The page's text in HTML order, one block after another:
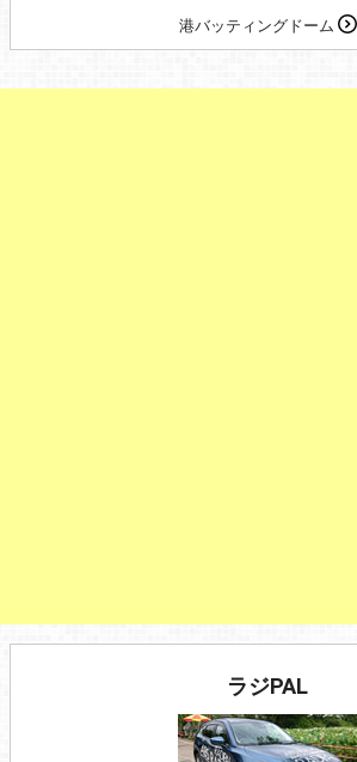
港バッティングドーム
ラジPAL